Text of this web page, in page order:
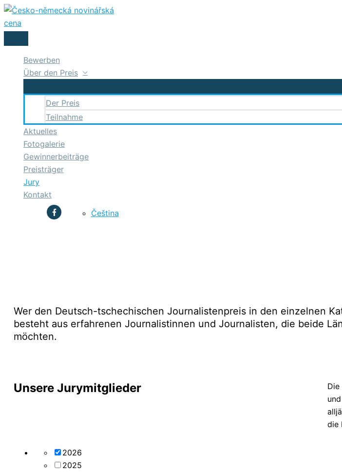
Zum
Inhalt
Bewerben
Über den Preis
Der Preis
Teilnahme
Aktuelles
Fotogalerie
Gewinnerbeiträge
Preisträger
Jury
Kontakt
Čeština
Wer den Deutsch-tschechischen Journalistenpreis in den einzelnen
besteht aus erfahrenen Journalistinnen und Journalisten, die beide
möchten.
Unsere Jurymitglieder
die
2026
2025